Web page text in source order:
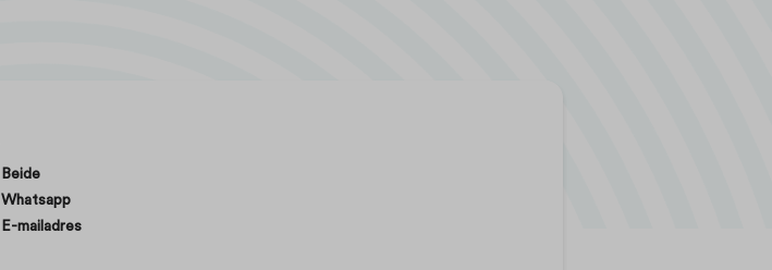
Beide
Whatsapp
E-mailadres